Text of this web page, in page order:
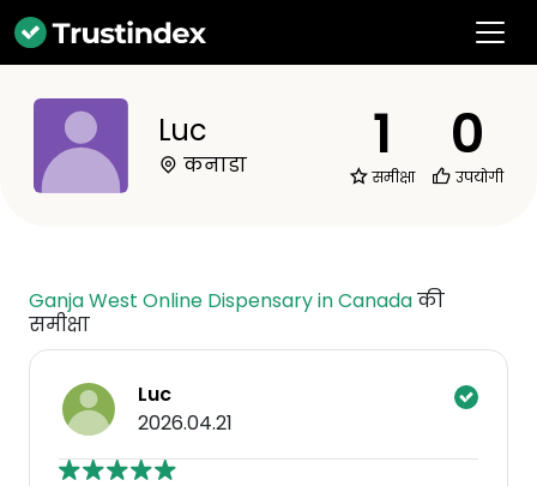
Luc
कनाडा 1
समीक्षा
0
उपयोगी
Ganja West Online Dispensary in Canadaकी
समीक्षा
Luc
2026.04.21